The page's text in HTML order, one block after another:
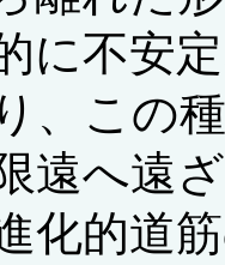
に不安
、この
遠へ遠
化的道